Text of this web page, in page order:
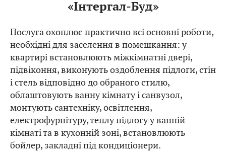
«Інтергал-Буд»
Послуга охоплює практично всі основні роботи,
необхідні для заселення в помешкання: у
квартирі встановлюють міжкімнатні двері,
підвіконня, виконують оздоблення підлоги, стін
і стель відповідно до обраного стилю,
облаштовують ванну кімнату і санвузол,
монтують сантехніку, освітлення,
електрофурнітуру, теплу підлогу у ванній
кімнаті та в кухонній зоні, встановлюють
бойлер, закладні під кондиціонери.